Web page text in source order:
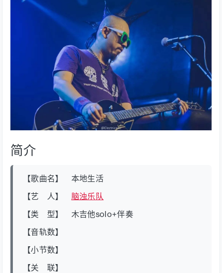
简介
【歌曲名】 本地生活
【艺 人】 脑浊乐队
【类 型】 木吉他solo+伴奏
【音轨数】
【小节数】
【关 联】